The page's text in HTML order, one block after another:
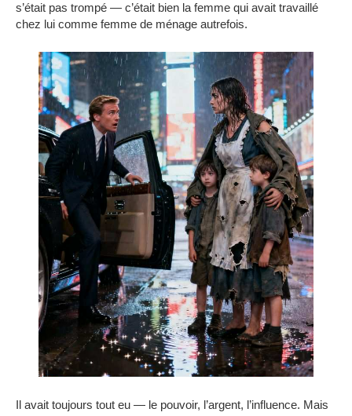
s’était pas trompé — c’était bien la femme qui avait travaillé
chez lui comme femme de ménage autrefois.
Il avait toujours tout eu — le pouvoir, l’argent, l’influence. Mais